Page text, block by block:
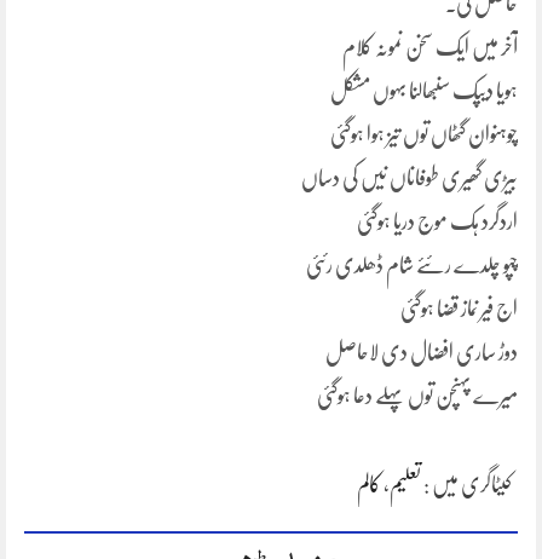
حاصل کی۔
آخر میں ایک سخن نمونہ کلام
ہویا دیپک سنبھالنا بہوں مشکل
چوہنوان گٹھاں توں تیز ہوا ہوگئی
بیڑی گھیری طوفاناں نیں کی دساں
اردگرد ہک موج دریا ہوگئی
چپو چلدے رئئے شام ڈھلدی رئئی
اج فیر نماز قضا ہوگئی
دوڑ ساری افضال دی لاحاصل
میرے پہنچن توں پہلے دعا ہوگئی
کیٹاگری میں : تعلیم، کالم